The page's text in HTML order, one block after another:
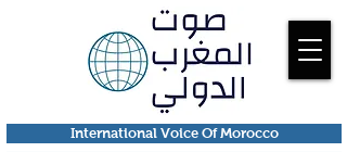
International Voice Of Morocco